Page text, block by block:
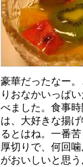
豪華だったなー
りおなかいっぱ
べました。食事
は、大好きな揚
るとはね。一番
厚切りで、何回
がおいしいと思